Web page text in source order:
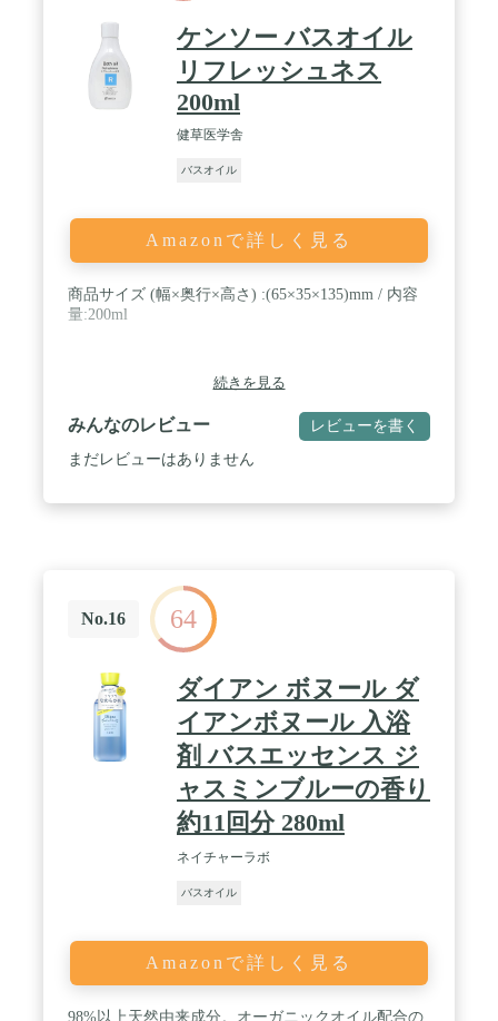
ケンソー バスオイル
リフレッシュネス
200ml
健草医学舎
バスオイル
Amazonで詳しく見る
商品サイズ (幅×奥行×高さ) :(65×35×135)mm / 内容
量:200ml
続きを見る
みんなのレビュー レビューを書く
まだレビューはありません
No.16 64
ダイアン ボヌール ダ
イアンボヌール 入浴
剤 バスエッセンス ジ
ャスミンブルーの香り
約11回分 280ml
ネイチャーラボ
バスオイル
Amazonで詳しく見る
98%以上天然由来成分。オーガニックオイル配合の